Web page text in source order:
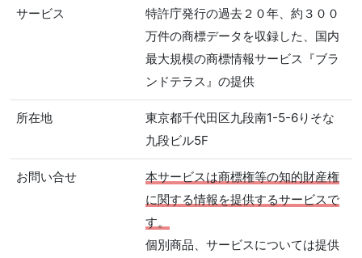
サービス
特許庁発行の過去２０年、約３００
万件の商標データを収録した、国内
最大規模の商標情報サービス『ブラ
ンドテラス』の提供
所在地
東京都千代田区九段南1-5-6りそな
九段ビル5F
お問い合せ
本サービスは商標権等の知的財産権
に関する情報を提供するサービスで
す。
個別商品、サービスについては提供